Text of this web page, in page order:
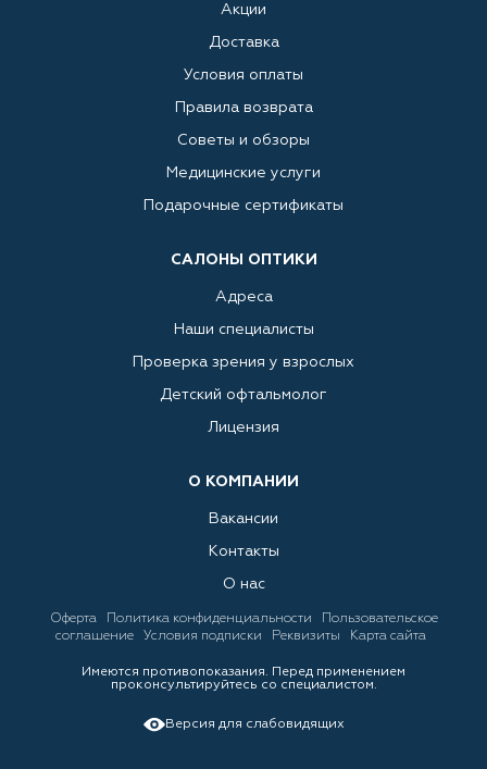
Акции
Доставка
Условия оплаты
Правила возврата
Советы и обзоры
Медицинские услуги
Подарочные сертификаты
САЛОНЫ ОПТИКИ
Адреса
Наши специалисты
Проверка зрения у взрослых
Детский офтальмолог
Лицензия
О КОМПАНИИ
Вакансии
Контакты
О нас
Оферта Политика конфиденциальности
Пользовательское
соглашение
Условия подписки Реквизиты Карта сайта
Имеются противопоказания. Перед применением
проконсультируйтесь со специалистом.
Версия для слабовидящих